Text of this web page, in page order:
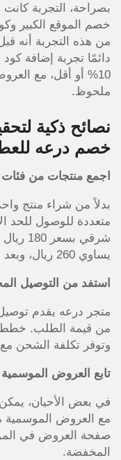
بصراحة، التجربة
خصم الموقع الكبير
من هذه التجربة أنه
دائمًا تجربة إضافة
10% أو أقل، مع
ملحوظ.
نصائح ذكية
خصم درعه
اجمع منتجات من فئات
بدلاً من شراء منتج
متعددة للوصول للحد
يساوي 260 ريال، وبعد الخصم تدفع 234 ريال.
استفد من التوصيل
من قيمة الطلب. خطط
وتوفر تكلفة الشحن
تابع العروض الموسمية
في بعض الأحيان،
مع العروض الموسمية
صفحة العروض في
المخفضة.